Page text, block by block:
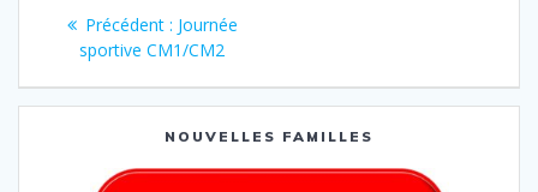
Précédent : Journée
sportive CM1/CM2
NOUVELLES FAMILLES